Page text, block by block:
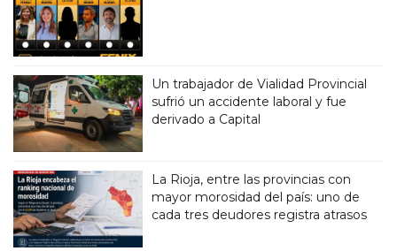
Un trabajador de Vialidad Provincial
sufrió un accidente laboral y fue
derivado a Capital
La Rioja, entre las provincias con
mayor morosidad del país: uno de
cada tres deudores registra atrasos